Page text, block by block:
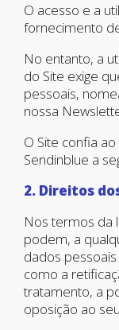
O acesso e a
fornecimento
No entanto, a
do Site exige
pessoais,
nossa
O Site confia
Sendinblue a
2. Direitos
Nos termos da
podem, a
dados
como a
tratamento, a
oposição ao